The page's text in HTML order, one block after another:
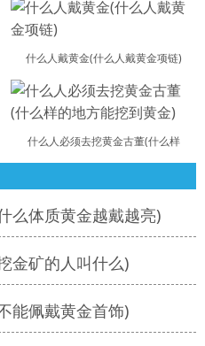
什么人戴黄金(什么人戴黄金项链)
什么人必须去挖黄金古董(什么样
么体质黄金越戴越亮)
金矿的人叫什么)
能佩戴黄金首饰)